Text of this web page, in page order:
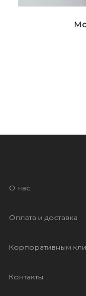
О нас
Оплата и доставка
Корпоративным
Контакты